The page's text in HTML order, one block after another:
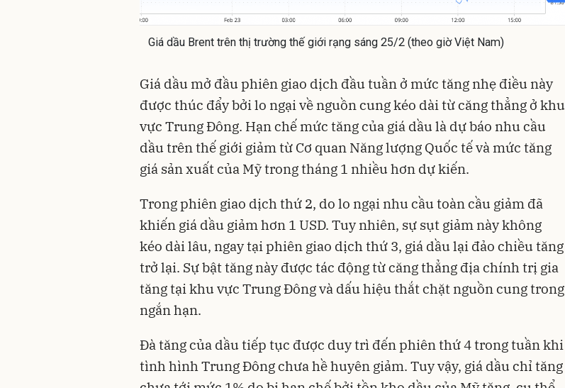
Giá dầu Brent trên thị trường thế giới rạng sáng 25/2 (theo giờ Việt Nam)
Giá dầu mở đầu phiên giao dịch đầu tuần ở mức tăng nhẹ điều này
được thúc đẩy bởi lo ngại về nguồn cung kéo dài từ căng thẳng ở khu
vực Trung Đông. Hạn chế mức tăng của giá dầu là dự báo nhu cầu
dầu trên thế giới giảm từ Cơ quan Năng lượng Quốc tế và mức tăng
giá sản xuất của Mỹ trong tháng 1 nhiều hơn dự kiến.
Trong phiên giao dịch thứ 2, do lo ngại nhu cầu toàn cầu giảm đã
khiến giá dầu giảm hơn 1 USD. Tuy nhiên, sự sụt giảm này không
kéo dài lâu, ngay tại phiên giao dịch thứ 3, giá dầu lại đảo chiều tăng
trở lại. Sự bật tăng này được tác động từ căng thẳng địa chính trị gia
tăng tại khu vực Trung Đông và dấu hiệu thắt chặt nguồn cung trong
ngắn hạn.
Đà tăng của dầu tiếp tục được duy trì đến phiên thứ 4 trong tuần khi
tình hình Trung Đông chưa hề huyên giảm. Tuy vậy, giá dầu chỉ tăng